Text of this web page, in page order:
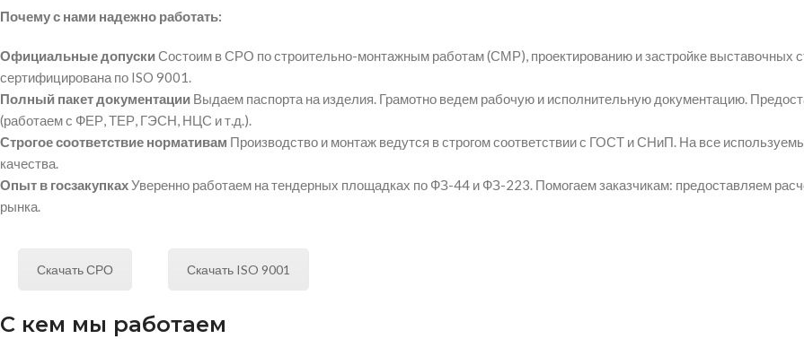
Почему с нами надежно работать:
Официальные допускиСостоим в СРО по строительно-монтажным работам (СМР), проектированию и застройке выставочных
сертифицирована по ISO 9001.
Полный пакет документации Выдаем паспорта на изделия. Грамотно ведем рабочую и исполнительную документацию.
(работаем с ФЕР, ТЕР, ГЭСН, НЦС и т.д.).
Строгое соответствие нормативам Производство и монтаж ведутся в строгом соответствии с ГОСТ и СНиП. На все
качества.
Опыт в госзакупкахУверенно работаем на тендерных площадках по ФЗ-44 и ФЗ-223. Помогаем заказчикам: предоставляем
рынка.
Скачать СРО Скачать ISO 9001
С кем мы работаем